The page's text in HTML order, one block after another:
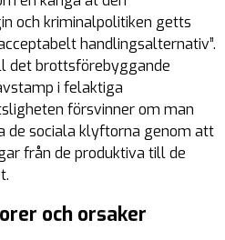
och kriminalpolitiken getts
handlingsalternativ”.
det brottsförebyggande
i felaktiga
försvinner om man
de sociala klyftorna genom att
från de produktiva till de
och orsaker